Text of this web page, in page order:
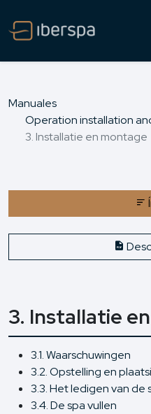
Manuales
Operation installation
3. Installatie en montage
3. Installatie
3.1. Waarschuwingen
3.2. Opstelling en
3.3. Het ledigen van de
3.4. De spa vullen